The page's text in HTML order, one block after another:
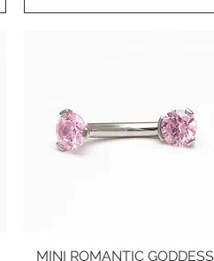
Schnellansicht
MINI ROMANTIC GODDESS